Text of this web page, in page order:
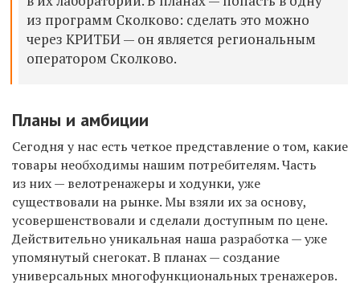
из программ Сколково: сделать это можно
через КРИТБИ — он является региональным
оператором Сколково.
Планы и амбиции
Сегодня у нас есть четкое представление о том, какие
товары необходимы нашим потребителям. Часть
из них — велотренажеры и ходунки, уже
существовали на рынке. Мы взяли их за основу,
усовершенствовали и сделали доступным по цене.
Действительно уникальная наша разработка — уже
упомянутый снегокат. В планах — создание
универсальных многофункциональных тренажеров.